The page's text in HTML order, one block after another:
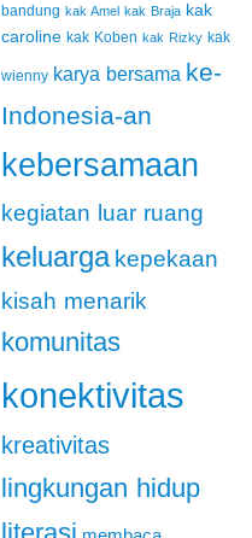
bandung kak Amel kak Braja kak
caroline kak Koben kak Rizky kak
wienny karya bersama ke-
Indonesia-an
kebersamaan
kegiatan luar ruang
keluarga kepekaan
kisah menarik
komunitas
konektivitas
kreativitas
lingkungan hidup